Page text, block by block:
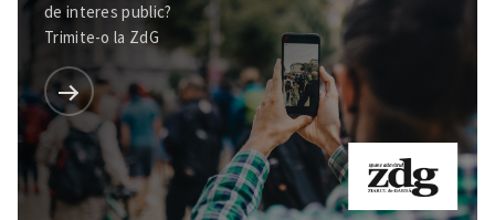
de interes public?
Trimite-o la ZdG